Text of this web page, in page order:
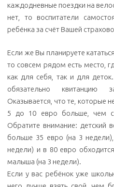
каждодневные поездки на
нет, то воспитатели
ребёнка за счёт Вашей
Если же Вы планируете
то совсем рядом есть место,
как для себя, так и для
обязательно квитанцию
Оказывается, что те, которые
5 до 10 евро больше, чем с
Обратите внимание: детский
больше 35 евро (на 3
недели) и в 80 евро
малыша (на 3 недели).
Если у вас ребёнок уже